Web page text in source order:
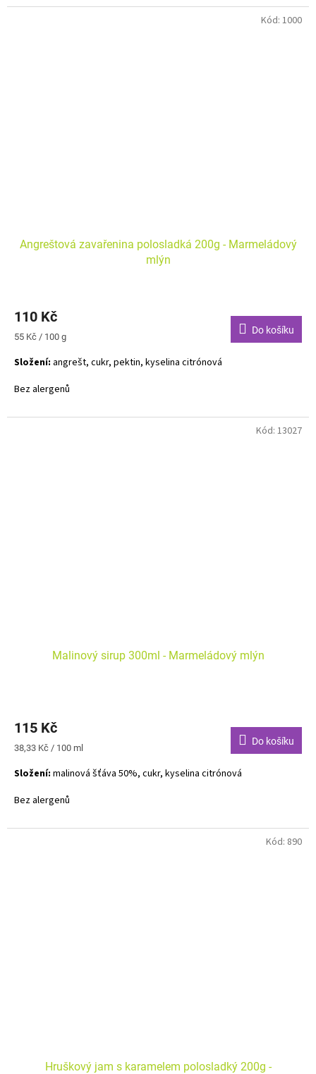
Angreštová zavařenina polosladká 200g - Marmeládový
mlýn
110 Kč
Měrná
55 Kč / 100 g
Do košíku
Složení: angrešt, cukr, pektin, kyselina citrónová
Bez alergenů
Kód: 1000
Malinový sirup 300ml - Marmeládový mlýn
115 Kč
Měrná
38,33 Kč / 100 ml
Do košíku
Složení: malinová šťáva 50%, cukr, kyselina citrónová
Bez alergenů
Kód: 13027
Hruškový jam s karamelem polosladký 200g -
Kód: 890